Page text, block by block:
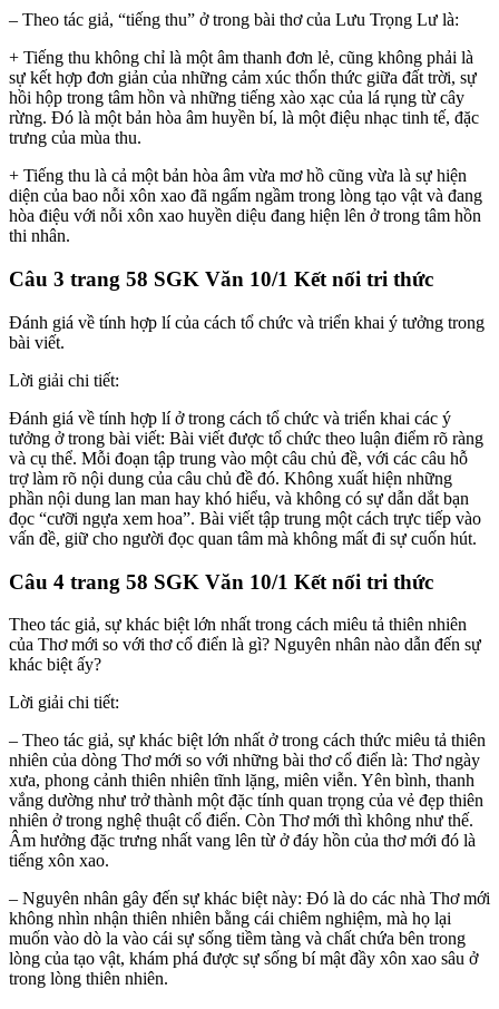
– Theo tác giả, “tiếng thu” ở trong bài thơ của Lưu Trọng Lư là:
+ Tiếng thu không chỉ là một âm thanh đơn lẻ, cũng không phải là
sự kết hợp đơn giản của những cảm xúc thổn thức giữa đất trời, sự
hồi hộp trong tâm hồn và những tiếng xào xạc của lá rụng từ cây
rừng. Đó là một bản hòa âm huyền bí, là một điệu nhạc tinh tế, đặc
trưng của mùa thu.
+ Tiếng thu là cả một bản hòa âm vừa mơ hồ cũng vừa là sự hiện
diện của bao nỗi xôn xao đã ngấm ngầm trong lòng tạo vật và đang
hòa điệu với nỗi xôn xao huyền diệu đang hiện lên ở trong tâm hồn
thi nhân.
Câu 3 trang 58 SGK Văn 10/1 Kết nối tri thức
Đánh giá về tính hợp lí của cách tổ chức và triển khai ý tưởng trong
bài viết.
Lời giải chi tiết:
Đánh giá về tính hợp lí ở trong cách tổ chức và triển khai các ý
tưởng ở trong bài viết: Bài viết được tổ chức theo luận điểm rõ ràng
và cụ thể. Mỗi đoạn tập trung vào một câu chủ đề, với các câu hỗ
trợ làm rõ nội dung của câu chủ đề đó. Không xuất hiện những
phần nội dung lan man hay khó hiểu, và không có sự dẫn dắt bạn
đọc “cưỡi ngựa xem hoa”. Bài viết tập trung một cách trực tiếp vào
vấn đề, giữ cho người đọc quan tâm mà không mất đi sự cuốn hút.
Câu 4 trang 58 SGK Văn 10/1 Kết nối tri thức
Theo tác giả, sự khác biệt lớn nhất trong cách miêu tả thiên nhiên
của Thơ mới so với thơ cổ điển là gì? Nguyên nhân nào dẫn đến sự
khác biệt ấy?
Lời giải chi tiết:
– Theo tác giả, sự khác biệt lớn nhất ở trong cách thức miêu tả thiên
nhiên của dòng Thơ mới so với những bài thơ cổ điển là: Thơ ngày
xưa, phong cảnh thiên nhiên tĩnh lặng, miên viễn. Yên bình, thanh
vắng dường như trở thành một đặc tính quan trọng của vẻ đẹp thiên
nhiên ở trong nghệ thuật cổ điển. Còn Thơ mới thì không như thế.
Âm hưởng đặc trưng nhất vang lên từ ở đáy hồn của thơ mới đó là
tiếng xôn xao.
– Nguyên nhân gây đến sự khác biệt này: Đó là do các nhà Thơ mới
không nhìn nhận thiên nhiên bằng cái chiêm nghiệm, mà họ lại
muốn vào dò la vào cái sự sống tiềm tàng và chất chứa bên trong
lòng của tạo vật, khám phá được sự sống bí mật đầy xôn xao sâu ở
trong lòng thiên nhiên.